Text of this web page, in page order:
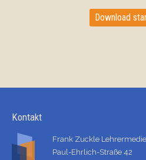
Download
Kontakt
Frank Zuckle
Paul-Ehrlich-Straße 42